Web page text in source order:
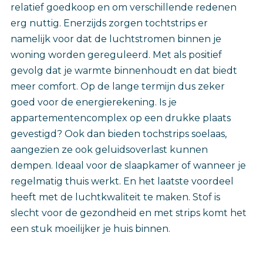
relatief goedkoop en om verschillende redenen
erg nuttig. Enerzijds zorgen tochtstrips er
namelijk voor dat de luchtstromen binnen je
woning worden gereguleerd. Met als positief
gevolg dat je warmte binnenhoudt en dat biedt
meer comfort. Op de lange termijn dus zeker
goed voor de energierekening. Is je
appartementencomplex op een drukke plaats
gevestigd? Ook dan bieden tochstrips soelaas,
aangezien ze ook geluidsoverlast kunnen
dempen. Ideaal voor de slaapkamer of wanneer je
regelmatig thuis werkt. En het laatste voordeel
heeft met de luchtkwaliteit te maken. Stof is
slecht voor de gezondheid en met strips komt het
een stuk moeilijker je huis binnen.